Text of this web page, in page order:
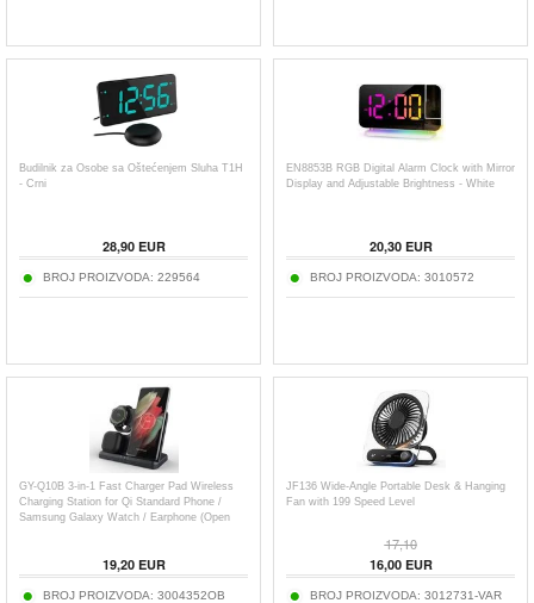
Budilnik za Osobe sa Oštećenjem Sluha T1H
- Crni
28,90EUR
BROJ PROIZVODA: 229564
EN8853B RGB Digital Alarm Clock with Mirror
Display and Adjustable Brightness - White
20,30EUR
BROJ PROIZVODA: 3010572
GY-Q10B 3-in-1 Fast Charger Pad Wireless
Charging Station for Qi Standard Phone /
Samsung Galaxy Watch / Earphone (Open
19,20EUR
BROJ PROIZVODA: 3004352OB
JF136 Wide-Angle Portable Desk & Hanging
Fan with 199 Speed Level
17,10
16,00EUR
BROJ PROIZVODA: 3012731-VAR